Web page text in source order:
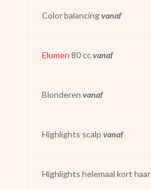
Color balancingvanaf
Elumen 80 ccvanaf
Blonderen vanaf
Highlights scalp vanaf
Highlights helemaal kort haar